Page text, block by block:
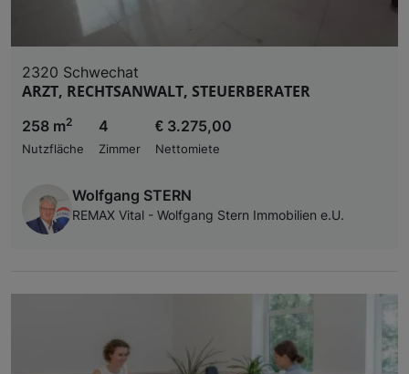
2320 Schwechat
ARZT, RECHTSANWALT, STEUERBERATER
258 m2
Nutzfläche
4
Zimmer
€ 3.275,00
Nettomiete
Wolfgang STERN
REMAX Vital - Wolfgang Stern Immobilien e.U.